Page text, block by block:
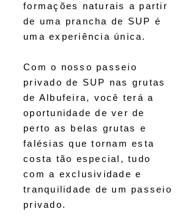
formações naturais a partir
de uma prancha de SUP é
uma experiência única.
Com o nosso passeio
privado de SUP nas grutas
de Albufeira, você terá a
oportunidade de ver de
perto as belas grutas e
falésias que tornam esta
costa tão especial, tudo
com a exclusividade e
tranquilidade de um passeio
privado.